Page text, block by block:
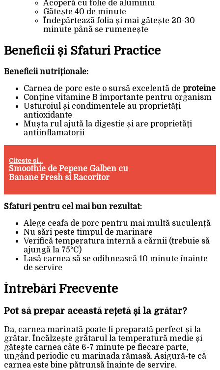
Acoperă cu folie de aluminiu
Gătește 40 de minute
Îndepărtează folia și mai gătește 20-30
minute până se rumenește
Beneficii și Sfaturi Practice
Beneficii nutriționale:
Carnea de porc este o sursă excelentă de proteine
Conține vitamine B importante pentru organism
Usturoiul și condimentele au proprietăți
antioxidante
Mușta rul ajută la digestie și are proprietăți
antiinflamatorii
Citeste si...
Smoothie de Pepene Galben cu
Banane Fresh si Racoritor
Sfaturi pentru cel mai bun rezultat:
Alege ceafa de porc pentru mai multă suculență
Nu sări peste timpul de marinare
Verifică temperatura internă a cărnii (trebuie să
ajungă la 75°C)
Lasă carnea să se odihnească 10 minute înainte
de servire
Întrebări Frecvente
Pot să prepar această rețetă și la grătar?
Da, carnea marinată poate fi preparată perfect și la
grătar. Încălzește grătarul la temperatură medie și
gătește carnea câte 6-7 minute pe fiecare parte,
ungând periodic cu marinada rămasă. Asigură-te că
carnea este bine pătrunsă înainte de servire.